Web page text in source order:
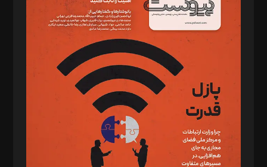
د‌بیر خدمت و تجارت: ابوالفضل رجبی
د‌بیر حقوق فناوری: حسام‌الدین ایپکچی
د‌بیر پیوست جهان: مینا پاکدل
د‌بیر تحریریه آنلاین: بابک نقاش
تحریریه‌: مجتبی محمود‌ی، آرش برهمند، یسنا امان‌پور، سروش کرمیان،
مصطفی مسجدی آرانی، ابوالفضل رجبی، زهرا فکرانه، فائزه فتحی
رستمی،مصطفی باستان
ویرایش: نگار استاد‌‌آقا
طراح یونیفرم: مجید توکلی
فیلمبرداری و عکاسی: امیر شفیعی، مانی لطفی زاده